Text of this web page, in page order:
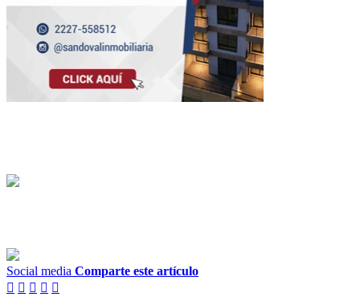
Social media Comparte este artículo
    